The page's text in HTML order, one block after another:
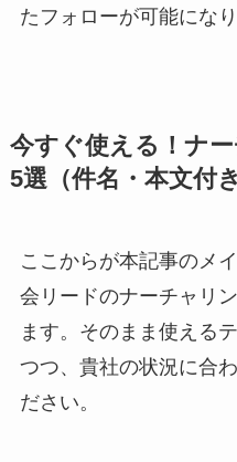
たフォローが可能になり
今すぐ使える！ナ
5選（件名・本文付き
ここからが本記事のメ
会リードのナーチャリ
ます。そのまま使える
つつ、貴社の状況に合
ださい。